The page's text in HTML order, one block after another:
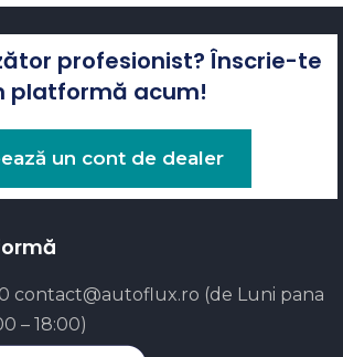
profesionist? Înscrie-te
platformă acum!
un cont de dealer
contact@autoflux.ro (de Luni pana
– 18:00)